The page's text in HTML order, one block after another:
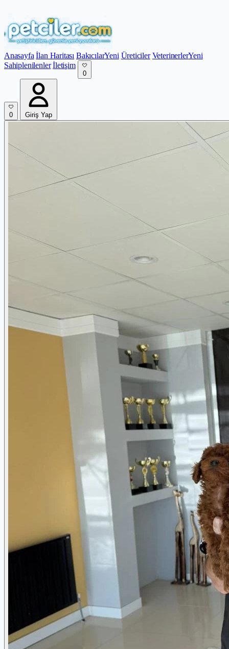
Anasayfa İlan Haritası BakıcılarYeni Üreticiler VeterinerlerYeni
Sahiplenilenler İletişim
0
0 Giriş Yap